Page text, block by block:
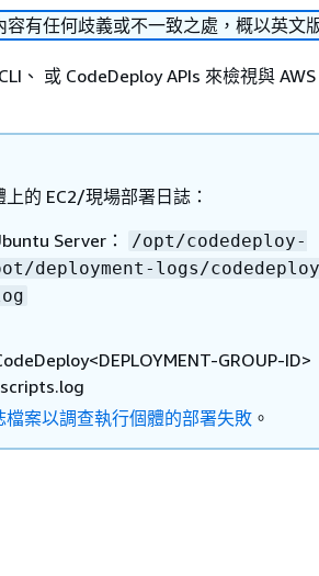
有任何歧義或不一致之處，概以英文
、 或 CodeDeploy APIs 來檢視與
的 EC2/現場部署日誌：
Server：
/opt/codedeploy-
deployment-logs/
GROUP-ID>
檔案以調查執行個體的部署失敗 。